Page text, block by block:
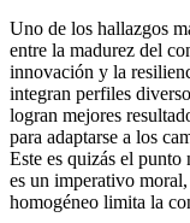
Uno de los hallazgos
entre la madurez del
innovación y la
integran perfiles
logran mejores
para adaptarse a los
Este es quizás el punto
es un imperativo
homogéneo limita la